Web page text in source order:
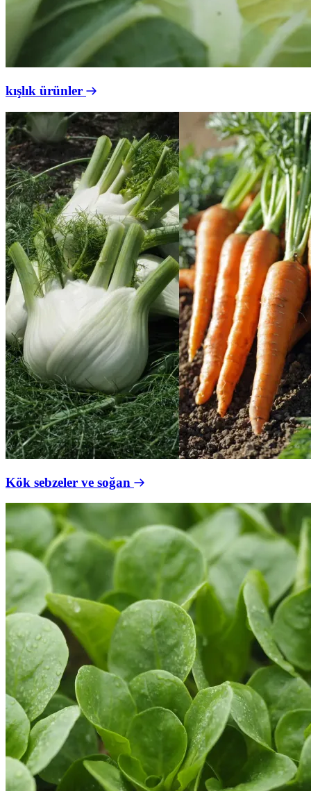
kışlık ürünler
Kök sebzeler ve soğan